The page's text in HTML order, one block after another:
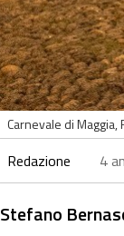
Carnevale di
Redazione 4
Stefano